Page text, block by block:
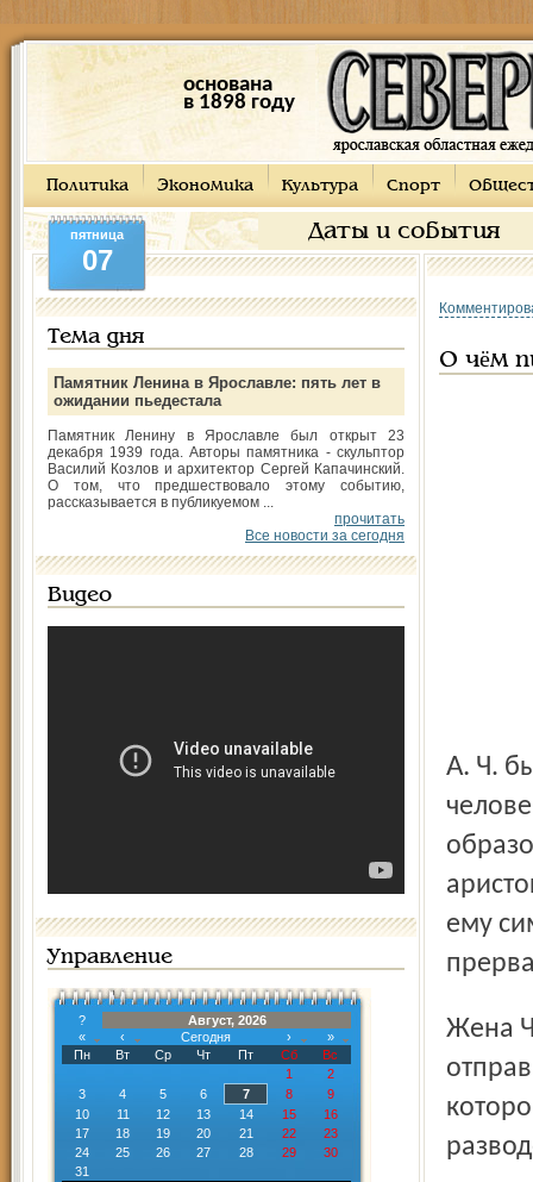
основана
в 1898 году
Политика Экономика Культура Спорт
Даты и события
пятница
07
Тема дня
Памятник Ленина в Ярославле: пять лет в
ожидании пьедестала
Памятник Ленину в Ярославле был открыт 23
декабря 1939 года. Авторы памятника - скульптор
Василий Козлов и архитектор Сергей Капачинский.
О том, что предшествовало этому событию,
рассказывается в публикуемом ...
прочитать
Все новости за сегодня
Видео
Управление
?
Август, 2026
«
‹ Сегодня ›
»
Пн
Вт Ср Чт Пт Сб
Вс
1
2
3
4 5 6 7 8
9
10
11 12 13 14 15
16
17
18 19 20 21 22
23
24
25 26 27 28 29
30
31
О чём
А. Ч. был женат, но брак его был несчастлив. Молодой
ему
Жена Ч. жила в другом городе, куда он вскоре и